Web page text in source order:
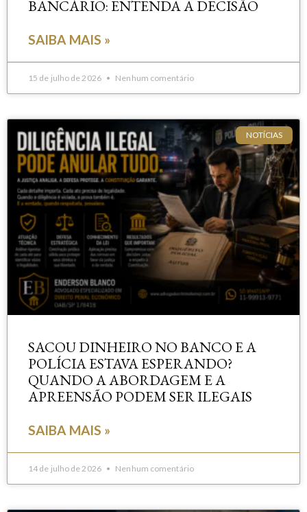
BANCÁRIO: ENTENDA A DECISÃO
SAIBA MAIS »
15 de julho de 2026 Nenhum comentário
NOTÍCIAS
SACOU DINHEIRO NO BANCO E A
POLÍCIA ESTAVA ESPERANDO?
QUANDO A ABORDAGEM E A
APREENSÃO PODEM SER ILEGAIS
SAIBA MAIS »
14 de julho de 2026 Nenhum comentário